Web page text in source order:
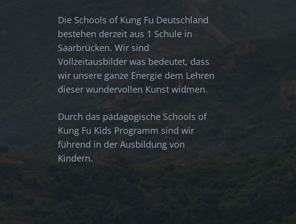
Die Schools of Kung Fu Deutschland
bestehen derzeit aus 1 Schule in
Saarbrücken. Wir sind
Vollzeitausbilder was bedeutet, dass
wir unsere ganze Energie dem Lehren
dieser wundervollen Kunst widmen.
Durch das pädagogische Schools of
Kung Fu Kids Programm sind wir
führend in der Ausbildung von
Kindern.